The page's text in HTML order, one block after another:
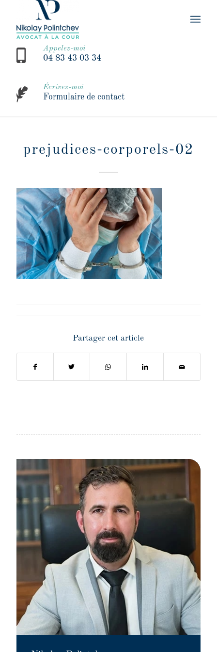
Appelez-moi
04 83 43 03 34
Écrivez-moi
Formulaire de contact
prejudices-corporels-02
Partager cet article